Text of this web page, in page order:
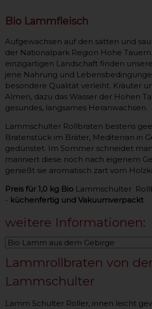
Bio Lammfleisch
Aufgewachsen auf den satten und
der Nationalpark Region Hohe
einzigartigen Landschaft finden
jene Nahrung und
besondere Qualität verleiht. Kräuter
Almen, dazu das Wasser der Hohen
gesundes, langsames Heranwachsen.
Lammschulter Rollbraten bestens
Bratenstück im Bräter, Mediterran in
gedünstet. Im Sommer schneidet
mariniert diese noch nach eigenem
genießt sie aromatisch zart vom
Preis für 1,0 kg Bio Lammschulter
- küchenfertig und Vakuumverpackt
weitere Informationen:
Lammrollbraten von
Lammschulter
Lamm Schulter Roller, innen leicht